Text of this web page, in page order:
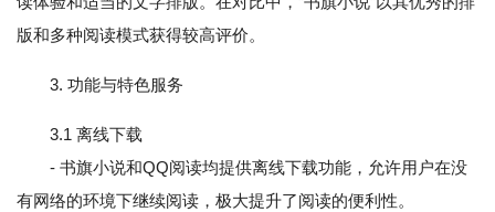
版和多种阅读模式获得较高评价。
3. 功能与特色服务
3.1 离线下载
- 书旗小说和QQ阅读均提供离线下载功能，允许用户在没
有网络的环境下继续阅读，极大提升了阅读的便利性。